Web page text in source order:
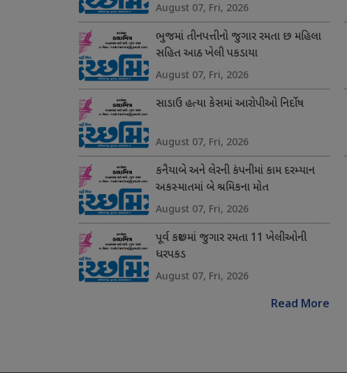
August 07, Fri, 2026
ભુજમાં તીનપત્તીનો જુગાર રમતા છ મહિલા
સહિત આઠ ખેલી પકડાયા
August 07, Fri, 2026
સાડાઉ હત્યા કેસમાં આરોપીઓ નિર્દોષ
August 07, Fri, 2026
કનૈયાબે અને લેરની કંપનીમાં કામ દરમ્યાન
અકસ્માતમાં બે શ્રમિકના મોત
August 07, Fri, 2026
પૂર્વ કચ્છમાં જુગાર રમતા 11 ખેલીઓની
ધરપકડ
August 07, Fri, 2026
Read More